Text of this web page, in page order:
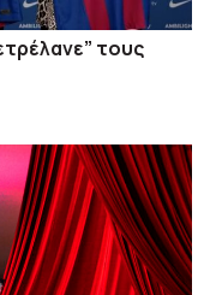
τους